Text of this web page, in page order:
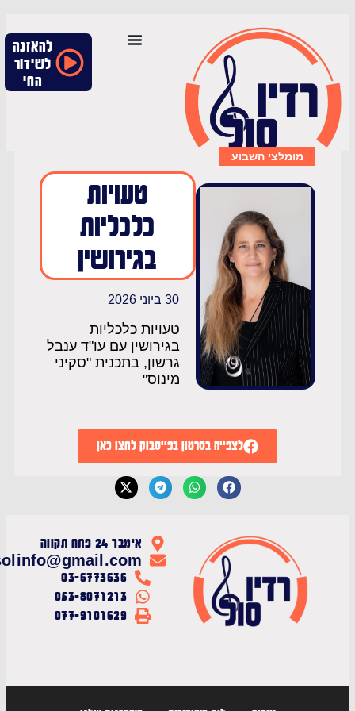
להאזנה
לשידור
החי
מומלצי השבוע
טעויות
כלכליות
בגירושין
30 ביוני 2026
טעויות כלכליות
בגירושין עם עו"ד ענבל
גרשון, בתכנית "סקיני
מינוס"
לצפייה בסרטון בפייסבוק לחצו כאן
אימבר 24 פתח תקווה
radiosolinfo@gmail.com
03-6773636
053-8071213
077-9101629